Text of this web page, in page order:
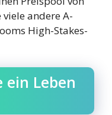
andere A-
High-Stakes-
ein Leben